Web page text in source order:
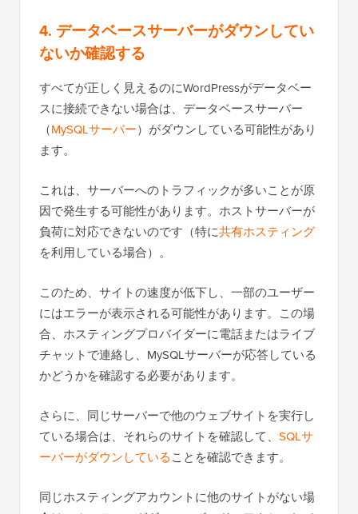
4. データベースサーバーがダウンしてい
ないか確認する
すべてが正しく見えるのにWordPressがデータベー
スに接続できない場合は、データベースサーバー
（MySQLサーバー）がダウンしている可能性があり
ます。
これは、サーバーへのトラフィックが多いことが原
因で発生する可能性があります。ホストサーバーが
負荷に対応できないのです（特に共有ホスティング
を利用している場合）。
このため、サイトの速度が低下し、一部のユーザー
にはエラーが表示される可能性があります。この場
合、ホスティングプロバイダーに電話またはライブ
チャットで連絡し、MySQLサーバーが応答している
かどうかを確認する必要があります。
さらに、同じサーバーで他のウェブサイトを実行し
ている場合は、それらのサイトを確認して、 SQLサ
ーバーがダウンしていることを確認できます。
同じホスティングアカウントに他のサイトがない場